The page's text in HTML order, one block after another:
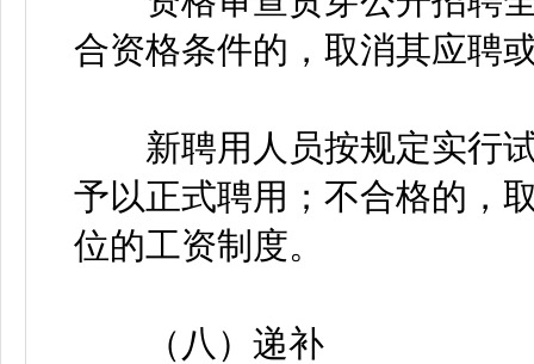
合资格条件的，取消其应聘
新聘用人员按规定实行试
予以正式聘用；不合格的，
位的工资制度。
（八）递补